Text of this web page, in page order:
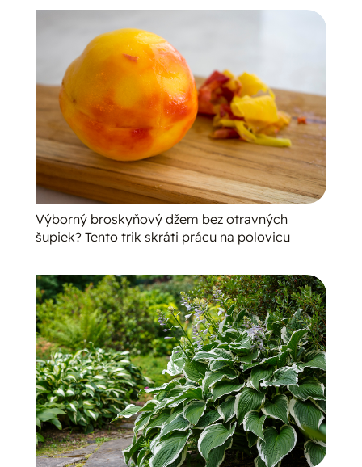
Výborný broskyňový džem bez otravných
šupiek? Tento trik skráti prácu na polovicu